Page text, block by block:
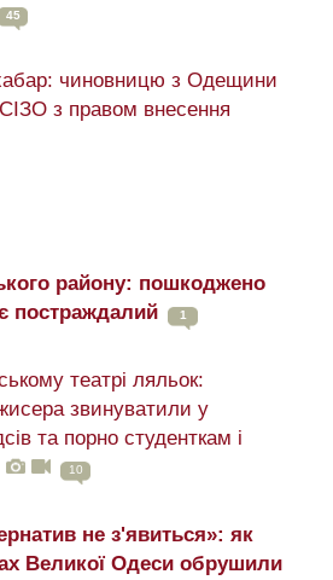
45
чиновницю з Одещини
з правом внесення
району: пошкоджено
постраждалий
1
театрі ляльок:
звинуватили у
та порно студенткам і
10
не з'явиться»: як
Великої Одеси обрушили